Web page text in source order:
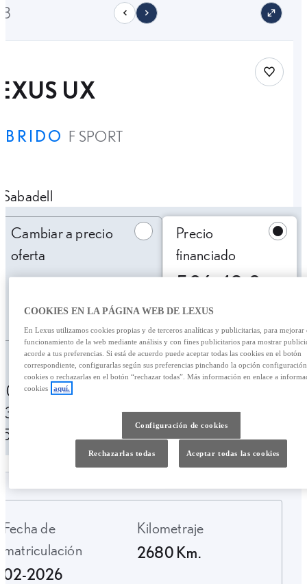
UX
F SPORT
Save car
Sabadell
Cambiar a precio
oferta
36.900,00 €
Precio
financiado
506,42 €
/mes
Personalizar financiación
€ /mes
€
TAE: 10,00%Última cuota:
€
Fecha de
matriculación
02-2026
Kilometraje
2680 Km.
COOKIES EN LA PÁGINA WEB DE LEXUS
En Lexus utilizamos cookies propias y de terceros analíticas y publicitarias, para mejorar
funcionamiento de la web mediante análisis y con fines publicitarios para mostrar
acorde a tus preferencias. Si está de acuerdo puede aceptar todas las cookies en el botón
correspondiente, configurarlas según sus preferencias pinchando la opción
cookies o rechazarlas en el botón “rechazar todas”. Más información en enlace a
cookies
aquí.
Configuración de cookies
Rechazarlas todas Aceptar todas las cookies